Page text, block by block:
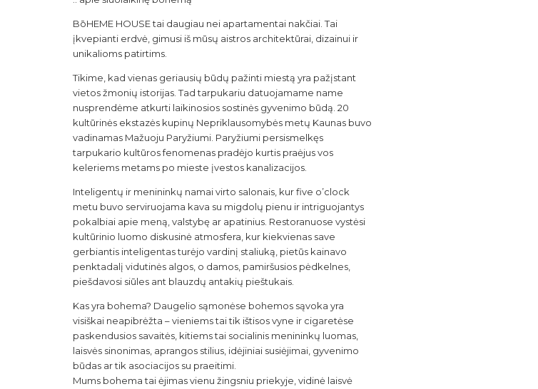
BōHEME HOUSE tai daugiau nei apartamentai nakčiai. Tai
įkvepianti erdvė, gimusi iš mūsų aistros architektūrai, dizainui ir
unikalioms patirtims.
Tikime, kad vienas geriausių būdų pažinti miestą yra pažįstant
vietos žmonių istorijas. Tad tarpukariu datuojamame name
nusprendėme atkurti laikinosios sostinės gyvenimo būdą. 20
kultūrinės ekstazės kupinų Nepriklausomybės metų Kaunas buvo
vadinamas Mažuoju Paryžiumi. Paryžiumi persismelkęs
tarpukario kultūros fenomenas pradėjo kurtis praėjus vos
keleriems metams po mieste įvestos kanalizacijos.
Inteligentų ir menininkų namai virto salonais, kur five o’clock
metu buvo serviruojama kava su migdolų pienu ir intriguojantys
pokalbiai apie meną, valstybę ar apatinius. Restoranuose vystėsi
kultūrinio luomo diskusinė atmosfera, kur kiekvienas save
gerbiantis inteligentas turėjo vardinį staliuką, pietūs kainavo
penktadalį vidutinės algos, o damos, pamiršusios pėdkelnes,
piešdavosi siūles ant blauzdų antakių pieštukais.
Kas yra bohema? Daugelio sąmonėse bohemos sąvoka yra
visiškai neapibrėžta – vieniems tai tik ištisos vyne ir cigaretėse
paskendusios savaitės, kitiems tai socialinis menininkų luomas,
laisvės sinonimas, aprangos stilius, idėjiniai susiėjimai, gyvenimo
būdas ar tik asociacijos su praeitimi.
Mums bohema tai ėjimas vienu žingsniu priekyje, vidinė laisvė